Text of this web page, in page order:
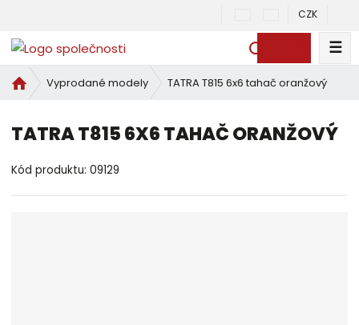
CZK
y
h
e
☰
v
d
í
Vyprodané modely TATRA T815 6x6 tahač oranžový
TATRA T815 6X6 TAHAČ ORANŽOVÝ
Kód produktu:09129